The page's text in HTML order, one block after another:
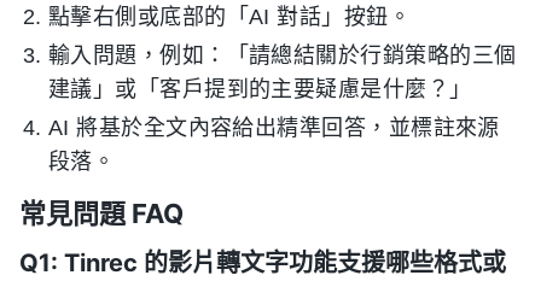
點擊右側或底部的「AI 對話」按鈕。
輸入問題，例如：「請總結關於行銷策略的三個
建議」或「客戶提到的主要疑慮是什麼？」
AI 將基於全文內容給出精準回答，並標註來源
段落。
常見問題 FAQ
Q1: Tinrec 的影片轉文字功能支援哪些格式或